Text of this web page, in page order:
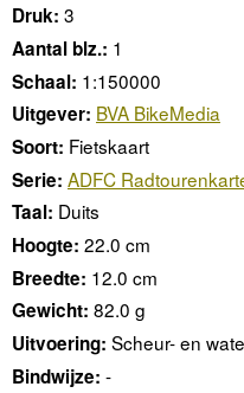
Druk: 3
Aantal blz.: 1
Schaal: 1:150000
Uitgever: BVA BikeMedia
Soort: Fietskaart
Serie: ADFC
Taal: Duits
Hoogte: 22.0 cm
Breedte: 12.0 cm
Gewicht: 82.0 g
Uitvoering: Scheur- en
Bindwijze: -